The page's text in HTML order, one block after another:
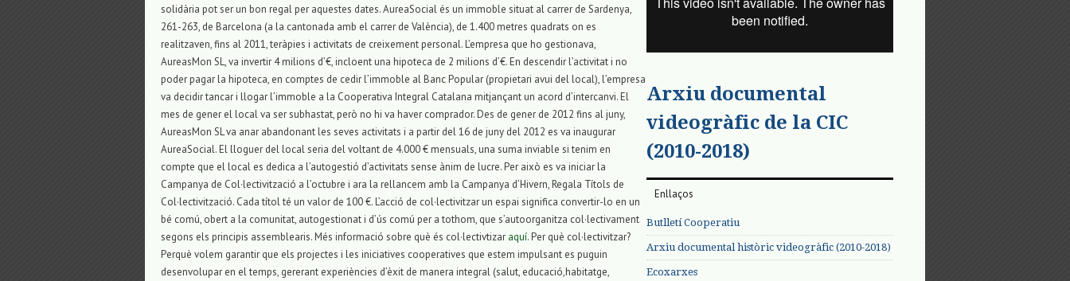
solidària pot ser un bon regal per aquestes dates. AureaSocial és un immoble situat al carrer de Sardenya,
261-263, de Barcelona (a la cantonada amb el carrer de València), de 1.400 metres quadrats on es
realitzaven, fins al 2011, teràpies i activitats de creixement personal. L’empresa que ho gestionava,
AureasMon SL, va invertir 4 milions d’€, incloent una hipoteca de 2 milions d’€. En descendir l’activitat i no
poder pagar la hipoteca, en comptes de cedir l’immoble al Banc Popular (propietari avui del local), l’empresa
va decidir tancar i llogar l’immoble a la Cooperativa Integral Catalana mitjançant un acord d’intercanvi. El
mes de gener el local va ser subhastat, però no hi va haver comprador. Des de gener de 2012 fins al juny,
AureasMon SL va anar abandonant les seves activitats i a partir del 16 de juny del 2012 es va inaugurar
AureaSocial. El lloguer del local seria del voltant de 4.000 € mensuals, una suma inviable si tenim en
compte que el local es dedica a l’autogestió d’activitats sense ànim de lucre. Per això es va iniciar la
Campanya de Col·lectivització a l’octubre i ara la rellancem amb la Campanya d’Hivern, Regala Títols de
Col·lectivització. Cada títol té un valor de 100 €. L’acció de col·lectivitzar un espai significa convertir-lo en un
bé comú, obert a la comunitat, autogestionat i d’ús comú per a tothom, que s’autoorganitza col·lectivament
segons els principis assemblearis. Més informació sobre què és col·lectivtizar aquí. Per què col·lectivitzar?
Perquè volem garantir que els projectes i les iniciatives cooperatives que estem impulsant es puguin
desenvolupar en el temps, gererant experiències d’èxit de manera integral (salut, educació,habitatge,
Arxiu documental
videogràfic de la CIC
(2010-2018)
Enllaços
Butlletí Cooperatiu
Arxiu documental històric videogràfic (2010-2018)
Ecoxarxes